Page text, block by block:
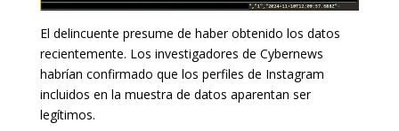
El delincuente presume de haber obtenido los datos
recientemente. Los investigadores de Cybernews
habrían confirmado que los perfiles de Instagram
incluidos en la muestra de datos aparentan ser
legítimos.